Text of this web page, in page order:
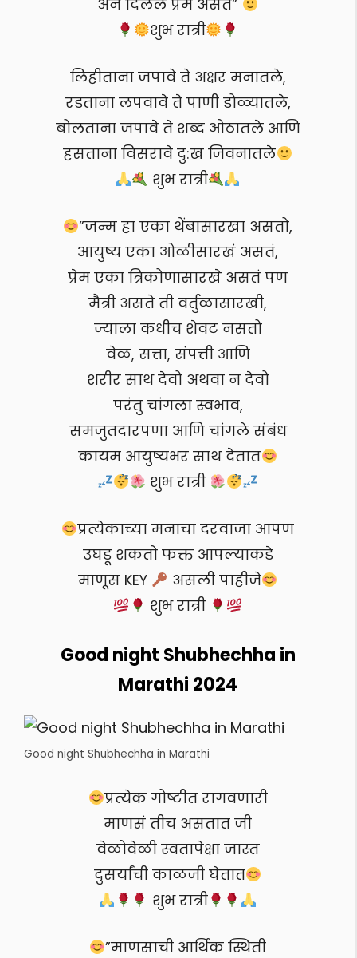
अन दिलेलं प्रेम असतं”
शुभ रात्री
लिहीताना जपावे ते अक्षर मनातले,
रडताना लपवावे ते पाणी डोळ्यातले,
बोलताना जपावे ते शब्द ओठातले आणि
हसताना विसरावे दु:ख जिवनातले
शुभ रात्री
”जन्म हा एका थेंबासारखा असतो,
आयुष्य एका ओळीसारखं असतं,
प्रेम एका त्रिकोणासारखे असतं पण
मैत्री असते ती वर्तुळासारखी,
ज्याला कधीच शेवट नसतो
वेळ, सत्ता, संपत्ती आणि
शरीर साथ देवो अथवा न देवो
परंतु चांगला स्वभाव,
समजुतदारपणा आणि चांगले संबंध
कायम आयुष्यभर साथ देतात
शुभ रात्री
प्रत्येकाच्या मनाचा दरवाजा आपण
उघडू शकतो फक्त आपल्याकडे
माणूस KEY
असली पाहीजे
शुभ रात्री
Good night Shubhechha in
Marathi 2024
Good night Shubhechha in Marathi
प्रत्येक गोष्टीत रागवणारी
माणसं तीच असतात जी
वेळोवेळी स्वतापेक्षा जास्त
दुसर्यांची काळजी घेतात
शुभ रात्री
”माणसाची आर्थिक स्थिती